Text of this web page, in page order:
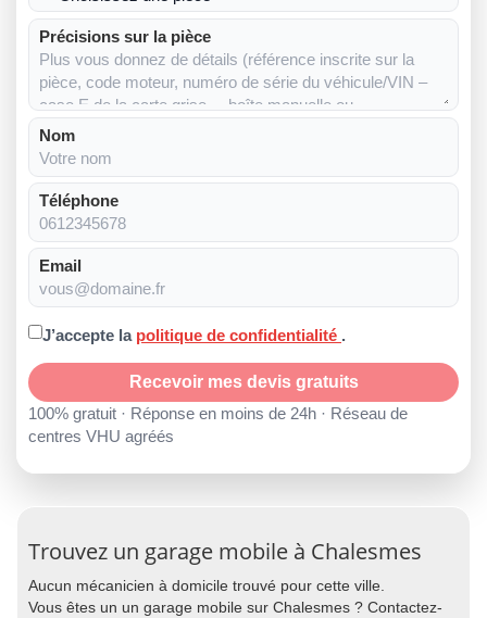
Précisions sur la pièce
Nom
Téléphone
Email
J’accepte la politique de confidentialité .
Recevoir mes devis gratuits
100% gratuit · Réponse en moins de 24h · Réseau de
centres VHU agréés
Trouvez un garage mobile à Chalesmes
Aucun mécanicien à domicile trouvé pour cette ville.
Vous êtes un un garage mobile sur Chalesmes ? Contactez-